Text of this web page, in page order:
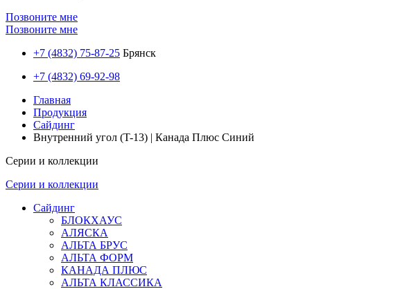
Позвоните мне
Позвоните мне
+7 (4832) 75-87-25 Брянск
+7 (4832) 69-92-98
Главная
Продукция
Сайдинг
Внутренний угол (T-13) | Канада Плюс Синий
Серии и коллекции
Серии и коллекции
Сайдинг
БЛОКХАУС
АЛЯСКА
АЛЬТА БРУС
АЛЬТА ФОРМ
КАНАДА ПЛЮС
АЛЬТА КЛАССИКА